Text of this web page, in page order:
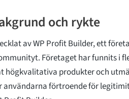
och rykte
av WP Profit Builder, ett
Företaget har funnits i
högkvalitativa produkter och
användarna förtroende för